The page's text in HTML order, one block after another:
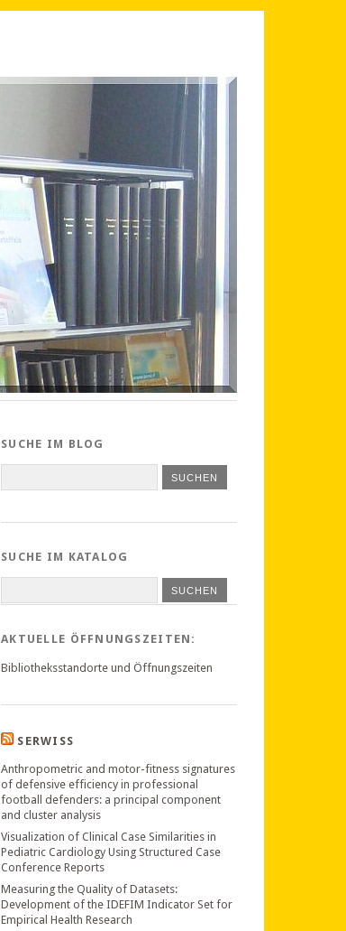
SUCHE IM BLOG
SUCHE IM KATALOG
SUCHEN
AKTUELLE ÖFFNUNGSZEITEN:
Bibliotheksstandorte und Öffnungszeiten
SERWISS
Anthropometric and motor-fitness signatures
of defensive efficiency in professional
football defenders: a principal component
and cluster analysis
Visualization of Clinical Case Similarities in
Pediatric Cardiology Using Structured Case
Conference Reports
Measuring the Quality of Datasets:
Development of the IDEFIM Indicator Set for
Empirical Health Research